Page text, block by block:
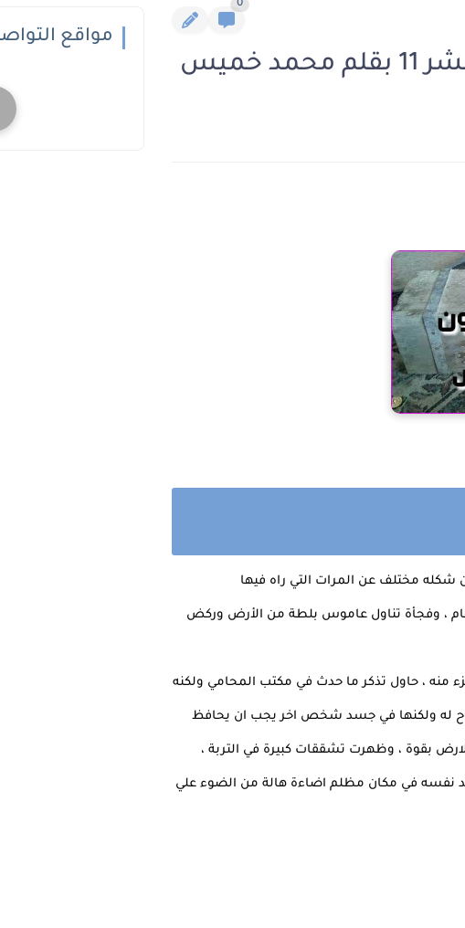
0
خميس
مختلف عن المرات التي راه فيها
هام ، وفجأة تناول عاموس بلطة من الأرض وركض
منه ، حاول تذكر ما حدث في مكتب المحامي ولكنه
له ولكنها في جسد شخص اخر يجب ان يحافظ
بقوة ، وظهرت تشققات كبيرة في التربة ،
نفسه في مكان مظلم اضاءة هالة من الضوء علي
مواقع